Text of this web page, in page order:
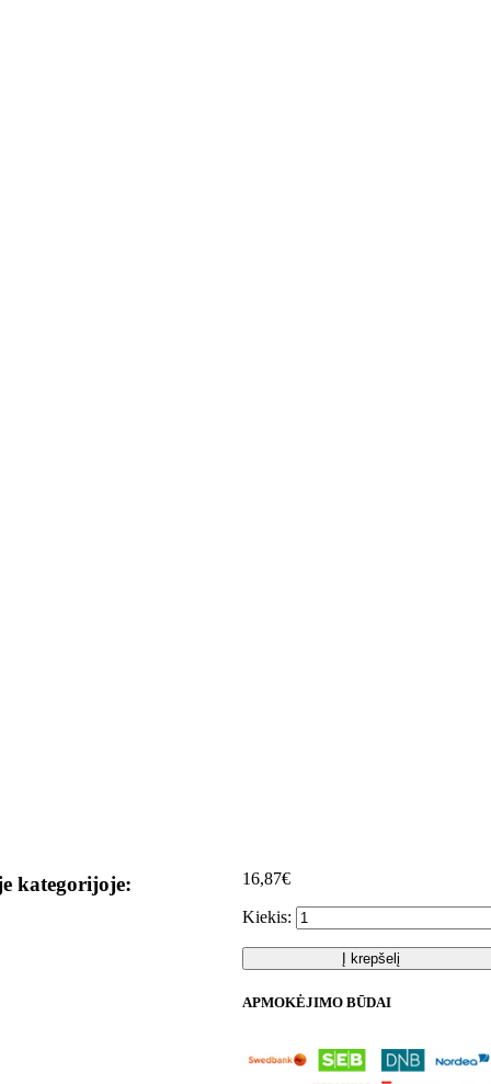
16,87€
Kiekis:
Į krepšelį
APMOKĖJIMO BŪDAI
kategorijoje: